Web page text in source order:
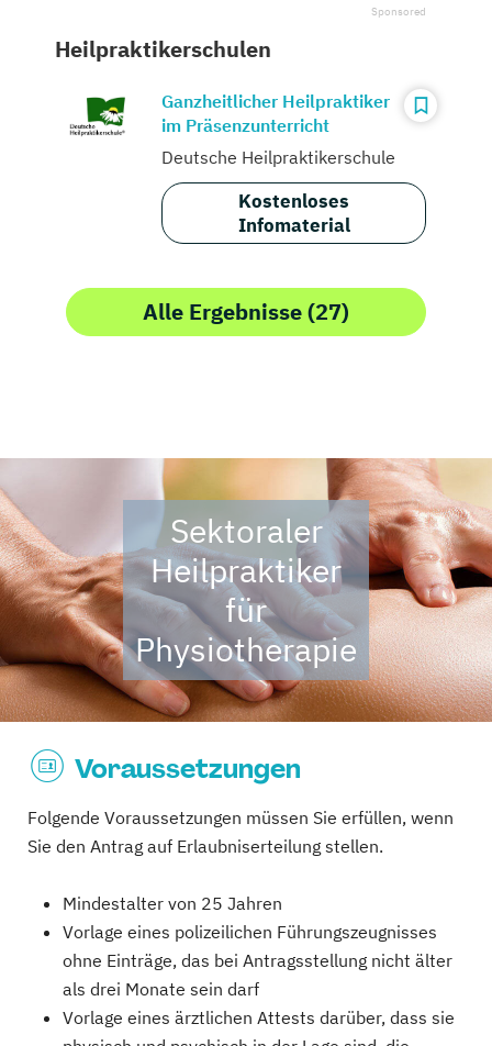
Heilpraktikerschulen
Ganzheitlicher Heilpraktiker
im Präsenzunterricht
Deutsche Heilpraktikerschule
Kostenloses
Infomaterial
Alle Ergebnisse (27)
Sektoraler
Heilpraktiker
für
Physiotherapie
Voraussetzungen
Folgende Voraussetzungen müssen Sie erfüllen, wenn
Sie den Antrag auf Erlaubniserteilung stellen.
Mindestalter von 25 Jahren
Vorlage eines polizeilichen Führungszeugnisses
ohne Einträge, das bei Antragsstellung nicht älter
als drei Monate sein darf
Vorlage eines ärztlichen Attests darüber, dass sie